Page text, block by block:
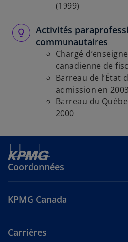
(1999)
Activités
communautaires
Chargé
canadienne de
Barreau de l’État
admission en 2003
Barreau du
2000
Coordonnées
KPMG Canada
Carrières